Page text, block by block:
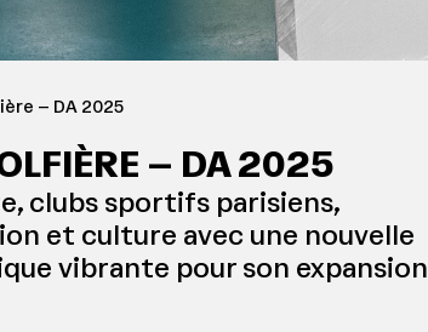
– DA 2025
– DA 2025
clubs sportifs parisiens,
et culture avec une nouvelle
vibrante pour son expansion